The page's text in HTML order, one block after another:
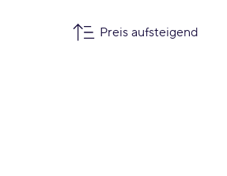
Preis aufsteigend